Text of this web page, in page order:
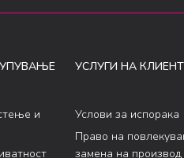
и
УСЛУГИ НА
Услови за испорака
Право на
замена на производ